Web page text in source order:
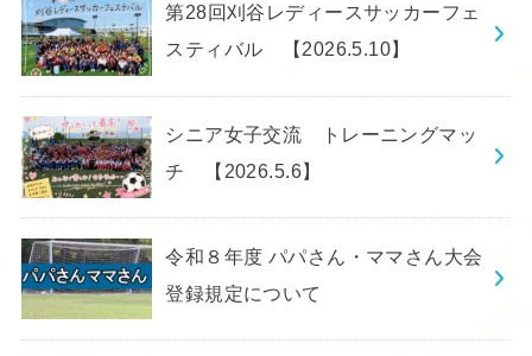
第28回刈谷レディースサッカーフェ
スティバル 【2026.5.10】
シニア女子交流 トレーニングマッ
チ 【2026.5.6】
令和８年度 パパさん・ママさん大会
登録規定について